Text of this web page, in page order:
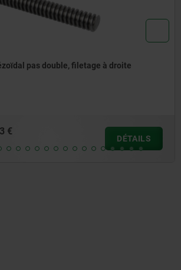
Ecrou trapézoïdal avec collerette pas
à partir de
hors frais d’envoi